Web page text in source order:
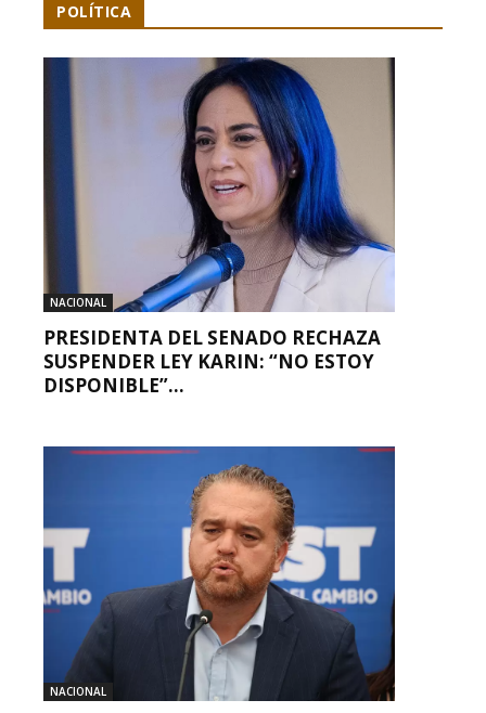
POLÍTICA
NACIONAL
PRESIDENTA DEL SENADO RECHAZA
SUSPENDER LEY KARIN: “NO ESTOY
DISPONIBLE”...
NACIONAL